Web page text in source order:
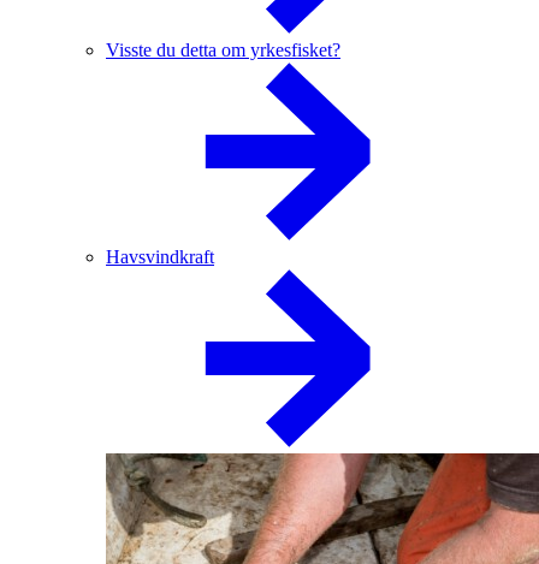
Visste du detta om yrkesfisket?
Havsvindkraft